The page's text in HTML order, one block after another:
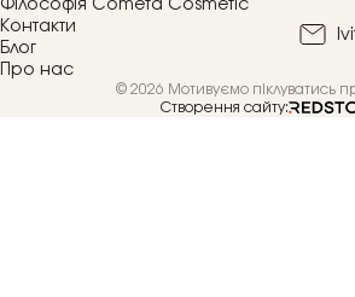
Філософія Cometa Cosmetic
Контакти
Блог
Про нас
© 2026 Мотивуємо піклуватись
Створення сайту: